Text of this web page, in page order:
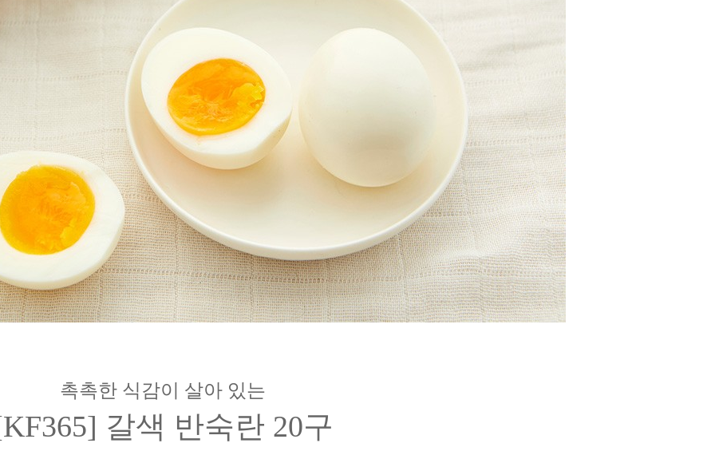
촉촉한 식감이 살아 있는
갈색 반숙란 20구